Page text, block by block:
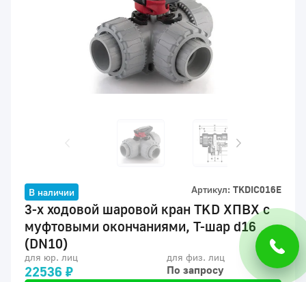
В наличии Артикул: TKDIC016E
3-х ходовой шаровой кран TKD ХПВХ с
муфтовыми окончаниями, Т-шар d16
(DN10)
для юр. лиц
22536 ₽
для физ. лиц
По запросу